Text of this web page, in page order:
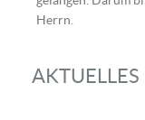
Herrn.
AKTUELLES